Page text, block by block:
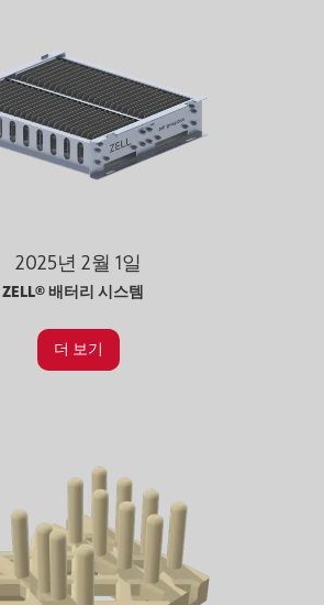
2025년 2월 1일
ZELL® 배터리 시스템
더 보기